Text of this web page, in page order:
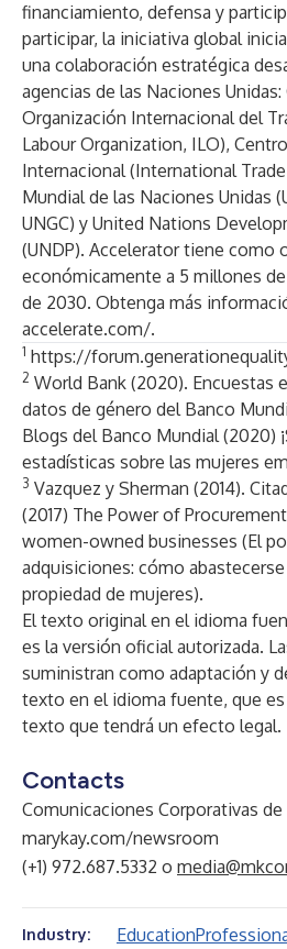
financiamiento, defensa y
participar, la iniciativa global
una colaboración estratégica
agencias de las Naciones
Organización Internacional del
Labour Organization, ILO),
Internacional (International
Mundial de las Naciones Unidas
UNGC) y United Nations
(UNDP). Accelerator tiene como
económicamente a 5 millones
de 2030. Obtenga más
accelerate.com/.
1 https://
2 World Bank (2020). Encuestas
datos de género del Banco
Blogs del Banco Mundial (2020)
estadísticas sobre las mujeres
3 Vazquez y Sherman (2014).
(2017) The Power of
women-owned businesses (El
adquisiciones: cómo
propiedad de mujeres).
El texto original en el idioma
es la versión oficial autorizada.
suministran como adaptación y
texto en el idioma fuente, que
texto que tendrá un efecto legal.
Contacts
Comunicaciones Corporativas de
marykay.com/newsroom
(+1) 972.687.5332 o
Industry: Education